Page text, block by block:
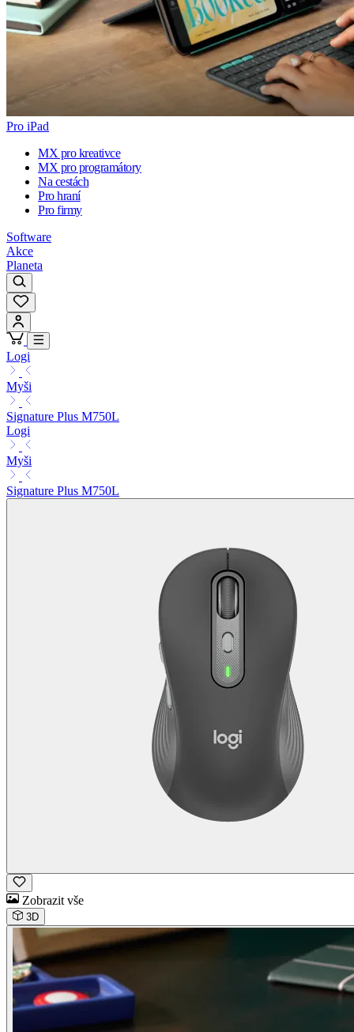
Pro iPad
MX pro kreativce
MX pro programátory
Na cestách
Pro hraní
Pro firmy
Software
Akce
Planeta
Logi
Myši
Signature Plus M750L
Logi
Myši
Signature Plus M750L
Zobrazit vše
3D